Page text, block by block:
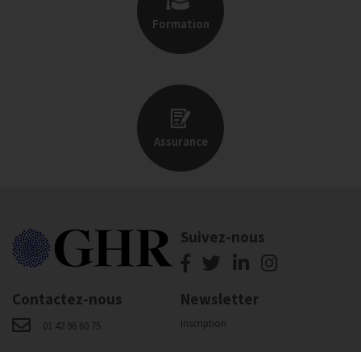
Formation
Assurance
Suivez-nous
Contactez-nous
01 42 96 60 75
Newsletter
Inscription